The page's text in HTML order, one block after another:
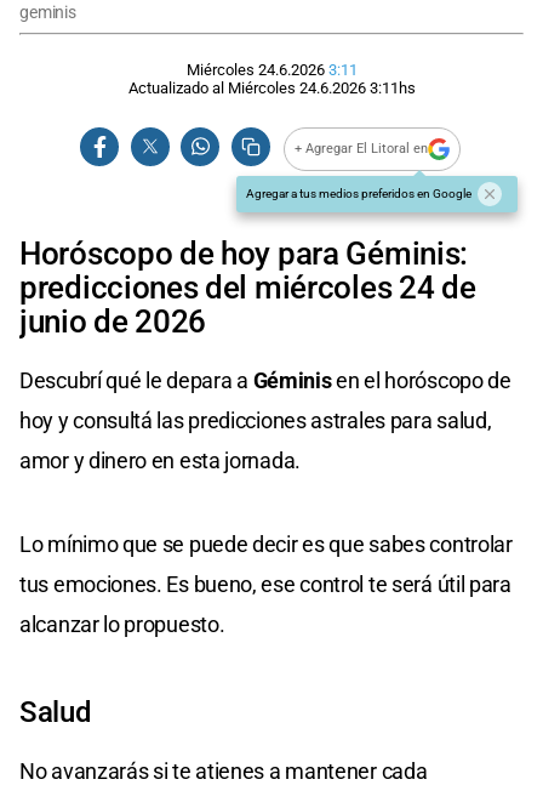
geminis
Miércoles 24.6.2026 3:11
Actualizado al Miércoles 24.6.2026 3:11hs
+ Agregar El Litoral en
Agregar a tus medios preferidos en Google
Horóscopo de hoy para Géminis:
predicciones del miércoles 24 de
junio de 2026
Descubrí qué le depara a Géminisen el horóscopo de
hoy y consultá las predicciones astrales para salud,
amor y dinero en esta jornada.
Lo mínimo que se puede decir es que sabes controlar
tus emociones. Es bueno, ese control te será útil para
alcanzar lo propuesto.
Salud
No avanzarás si te atienes a mantener cada